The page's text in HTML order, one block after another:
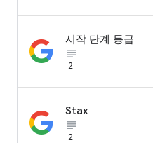
시작 단계 등급
subject_black
2
Stax
subject_black
2